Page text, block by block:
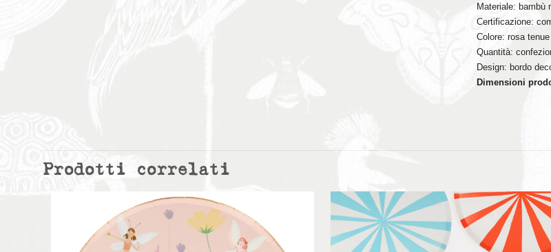
Materiale: bambù
Certificazione:
Colore: rosa tenue
Quantità:
Design: bordo
Dimensioni
Prodotti correlati